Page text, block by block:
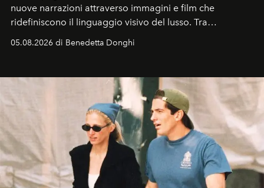
nuove narrazioni attraverso immagini e film che
ridefiniscono il linguaggio visivo del lusso. Tra
contemporanea e storytelling d'autore, le maison
di esprimere identità, visione e desiderio.
05.08.2026 di Benedetta Donghi